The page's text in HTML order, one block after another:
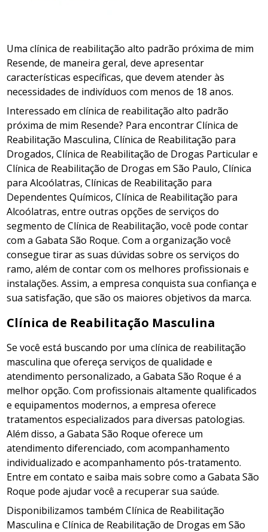
Uma clínica de reabilitação alto padrão próxima de mim
Resende, de maneira geral, deve apresentar
características específicas, que devem atender às
necessidades de indivíduos com menos de 18 anos.
Interessado em clínica de reabilitação alto padrão
próxima de mim Resende? Para encontrar Clínica de
Reabilitação Masculina, Clínica de Reabilitação para
Drogados, Clínica de Reabilitação de Drogas Particular e
Clínica de Reabilitação de Drogas em São Paulo, Clínica
para Alcoólatras, Clínicas de Reabilitação para
Dependentes Químicos, Clínica de Reabilitação para
Alcoólatras, entre outras opções de serviços do
segmento de Clínica de Reabilitação, você pode contar
com a Gabata São Roque. Com a organização você
consegue tirar as suas dúvidas sobre os serviços do
ramo, além de contar com os melhores profissionais e
instalações. Assim, a empresa conquista sua confiança e
sua satisfação, que são os maiores objetivos da marca.
Clínica de Reabilitação Masculina
Se você está buscando por uma clínica de reabilitação
masculina que ofereça serviços de qualidade e
atendimento personalizado, a Gabata São Roque é a
melhor opção. Com profissionais altamente qualificados
e equipamentos modernos, a empresa oferece
tratamentos especializados para diversas patologias.
Além disso, a Gabata São Roque oferece um
atendimento diferenciado, com acompanhamento
individualizado e acompanhamento pós-tratamento.
Entre em contato e saiba mais sobre como a Gabata São
Roque pode ajudar você a recuperar sua saúde.
Disponibilizamos também Clínica de Reabilitação
Masculina e Clínica de Reabilitação de Drogas em São